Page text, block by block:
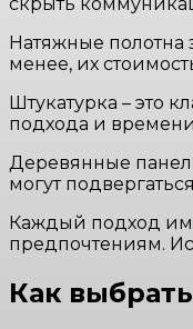
Натяжные полотна
менее, их
Штукатурка – это
подхода и
Деревянные
могут
Каждый подход
предпочтениям.
Как